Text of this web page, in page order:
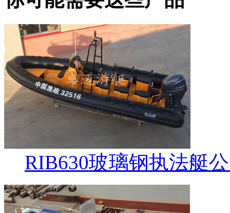
RIB630玻璃钢执法艇